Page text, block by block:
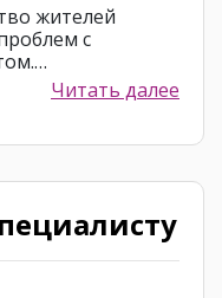
жителей
с
Читать далее